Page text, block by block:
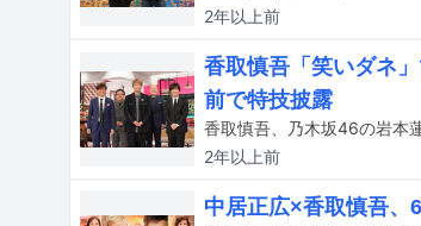
2年以上前
香取慎吾「笑いダネ
前で特技披露
2年以上前
中居正広×香取慎吾、